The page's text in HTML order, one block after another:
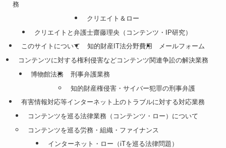
務
クリエイト＆ロー
クリエイトと弁護士齋藤理央（コンテンツ・IP研究）
このサイトについて
知的財産IT法分野費用
メールフォーム
コンテンツに対する権利侵害などコンテンツ関連争訟の解決業務
博物館法務
刑事弁護業務
知的財産権侵害・サイバー犯罪の刑事弁護
有害情報対応等インターネット上のトラブルに対する対応業務
コンテンツを巡る法律業務（コンテンツ・ロー）について
コンテンツを巡る労務・組織・ファイナンス
インターネット・ロー（iTを巡る法律問題）